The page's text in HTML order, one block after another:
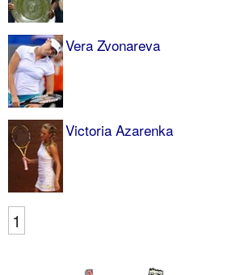
Vera Zvonareva
Victoria Azarenka
1